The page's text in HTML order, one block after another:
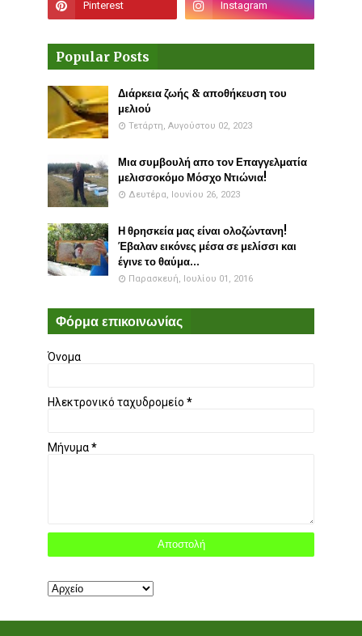
Popular Posts
Διάρκεια ζωής & αποθήκευση του
μελιού
Τετάρτη, Αυγούστου 02, 2023
Μια συμβουλή απο τον Επαγγελματία
μελισσοκόμο Μόσχο Ντιώνια!
Δευτέρα, Ιουνίου 26, 2023
Η θρησκεία μας είναι ολοζώντανη!
Έβαλαν εικόνες μέσα σε μελίσσι και
έγινε το θαύμα...
Παρασκευή, Ιουλίου 01, 2016
Φόρμα επικοινωνίας
Όνομα
Ηλεκτρονικό ταχυδρομείο *
Μήνυμα*